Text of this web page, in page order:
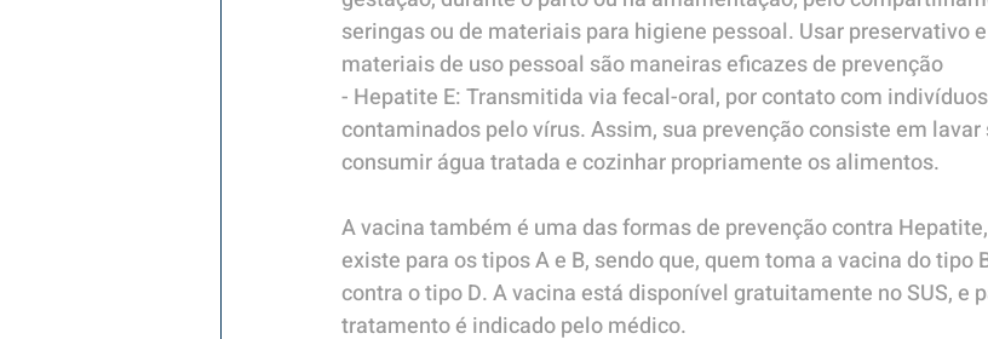
seringas ou de materiais para higiene pessoal. Usar preservativo
materiais de uso pessoal são maneiras eficazes de prevenção
- Hepatite E: Transmitida via fecal-oral, por contato com
contaminados pelo vírus. Assim, sua prevenção consiste em lavar
consumir água tratada e cozinhar propriamente os alimentos.
A vacina também é uma das formas de prevenção contra
existe para os tipos A e B, sendo que, quem toma a vacina do tipo
contra o tipo D. A vacina está disponível gratuitamente no SUS, e
tratamento é indicado pelo médico.